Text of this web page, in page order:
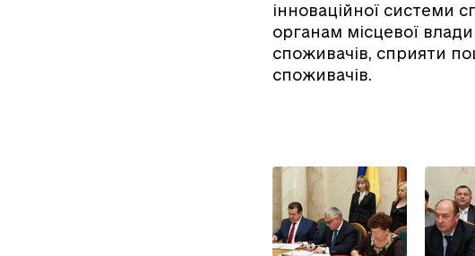
інноваційної системи
органам місцевої
споживачів, сприяти
споживачів.